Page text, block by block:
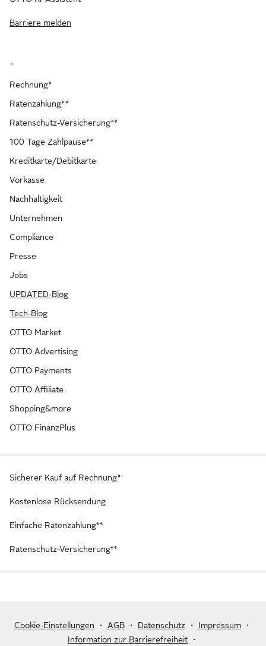
Barriere melden
*
Rechnung*
Ratenzahlung**
Ratenschutz-Versicherung**
100 Tage Zahlpause**
Kreditkarte/Debitkarte
Vorkasse
Nachhaltigkeit
Unternehmen
Compliance
Presse
Jobs
UPDATED-Blog
Tech-Blog
OTTO Market
OTTO Advertising
OTTO Payments
OTTO Affiliate
Shopping&more
OTTO FinanzPlus
Sicherer Kauf auf Rechnung*
Kostenlose Rücksendung
Einfache Ratenzahlung**
Ratenschutz-Versicherung**
Cookie-Einstellungen ・ AGB ・ Datenschutz ・ Impressum
・
Information zur Barrierefreiheit
・